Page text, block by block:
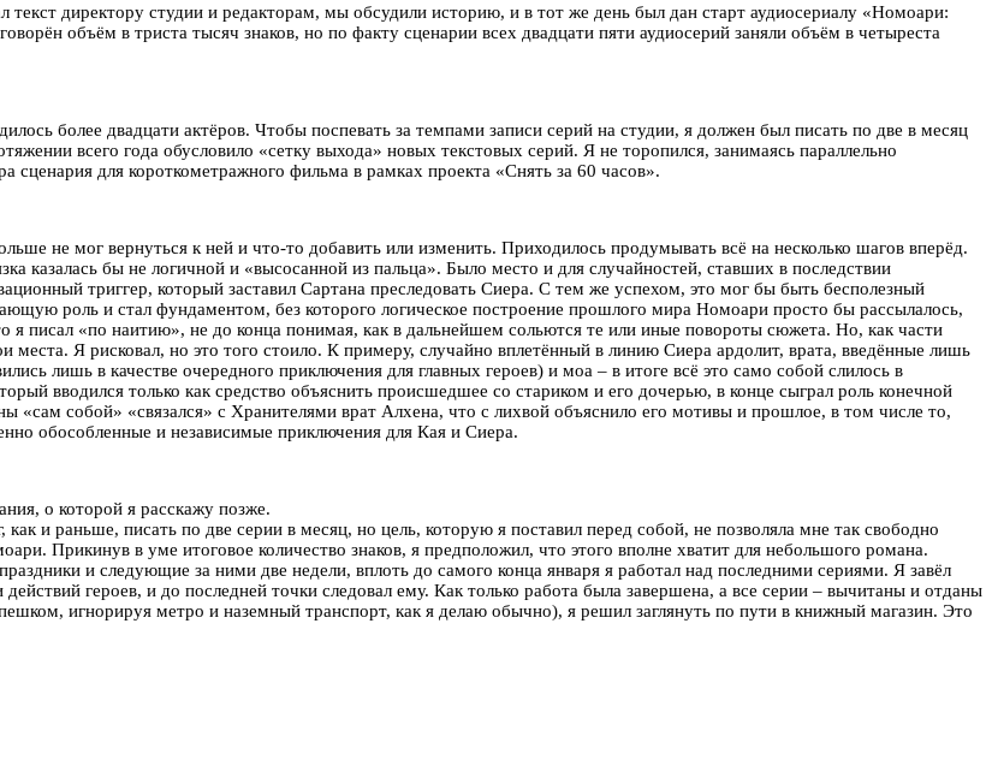
текст директору студии и редакторам, мы обсудили историю, и в тот же день был дан старт аудиосериалу «Номоари:
объём в триста тысяч знаков, но по факту сценарии всех двадцати пяти аудиосерий заняли объём в четыреста
более двадцати актёров. Чтобы поспевать за темпами записи серий на студии, я должен был писать по две в месяц
всего года обусловило «сетку выхода» новых текстовых серий. Я не торопился, занимаясь параллельно
сценария для короткометражного фильма в рамках проекта «Снять за 60 часов».
не мог вернуться к ней и что-то добавить или изменить. Приходилось продумывать всё на несколько шагов вперёд.
казалась бы не логичной и «высосанной из пальца». Было место и для случайностей, ставших в последствии
триггер, который заставил Сартана преследовать Сиера. С тем же успехом, это мог бы быть бесполезный
роль и стал фундаментом, без которого логическое построение прошлого мира Номоари просто бы рассылалось,
я писал «по наитию», не до конца понимая, как в дальнейшем сольются те или иные повороты сюжета. Но, как части
места. Я рисковал, но это того стоило. К примеру, случайно вплетённый в линию Сиера ардолит, врата, введённые лишь
лишь в качестве очередного приключения для главных героев) и моа – в итоге всё это само собой слилось в
вводился только как средство объяснить происшедшее со стариком и его дочерью, в конце сыграл роль конечной
«сам собой» «связался» с Хранителями врат Алхена, что с лихвой объяснило его мотивы и прошлое, в том числе то,
обособленные и независимые приключения для Кая и Сиера.
о которой я расскажу позже.
и раньше, писать по две серии в месяц, но цель, которую я поставил перед собой, не позволяла мне так свободно
Прикинув в уме итоговое количество знаков, я предположил, что этого вполне хватит для небольшого романа.
и следующие за ними две недели, вплоть до самого конца января я работал над последними сериями. Я завёл
героев, и до последней точки следовал ему. Как только работа была завершена, а все серии – вычитаны и отданы
игнорируя метро и наземный транспорт, как я делаю обычно), я решил заглянуть по пути в книжный магазин. Это